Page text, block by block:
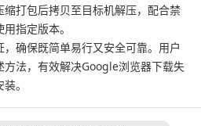
打包后拷贝至目标机解压，配合禁
指定版本。
确保既简单易行又安全可靠。用户
法，有效解决Google浏览器下载失
。